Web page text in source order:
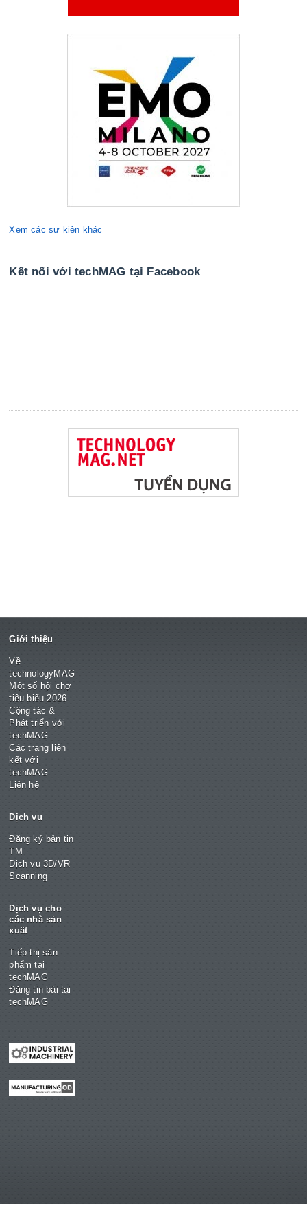
Xem các sự kiện khác
Kết nối với techMAG tại Facebook
Giới thiệu
Về
technologyMAG
Một số hội chợ
tiêu biểu 2026
Cộng tác &
Phát triển với
techMAG
Các trang liên
kết với
techMAG
Liên hệ
Dịch vụ
Đăng ký bản tin
TM
Dịch vụ 3D/VR
Scanning
Dịch vụ cho
các nhà sản
xuất
Tiếp thị sản
phẩm tại
techMAG
Đăng tin bài tại
techMAG